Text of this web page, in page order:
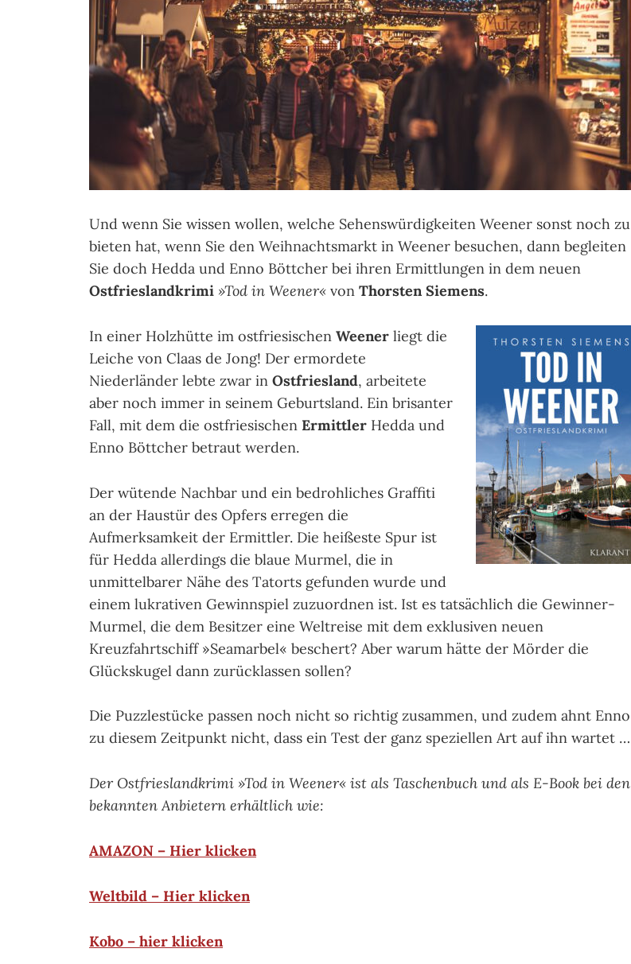
Und wenn Sie wissen wollen, welche Sehenswürdigkeiten Weener sonst noch zu
bieten hat, wenn Sie den Weihnachtsmarkt in Weener besuchen, dann begleiten
Sie doch Hedda und Enno Böttcher bei ihren Ermittlungen in dem neuen
Ostfrieslandkrimi »Tod in Weener« von Thorsten Siemens.
In einer Holzhütte im ostfriesischen Weener liegt die
Leiche von Claas de Jong! Der ermordete
Niederländer lebte zwar in Ostfriesland, arbeitete
aber noch immer in seinem Geburtsland. Ein brisanter
Fall, mit dem die ostfriesischen Ermittler Hedda und
Enno Böttcher betraut werden.
Der wütende Nachbar und ein bedrohliches Graffiti
an der Haustür des Opfers erregen die
Aufmerksamkeit der Ermittler. Die heißeste Spur ist
für Hedda allerdings die blaue Murmel, die in
unmittelbarer Nähe des Tatorts gefunden wurde und
einem lukrativen Gewinnspiel zuzuordnen ist. Ist es tatsächlich die Gewinner-
Murmel, die dem Besitzer eine Weltreise mit dem exklusiven neuen
Kreuzfahrtschiff »Seamarbel« beschert? Aber warum hätte der Mörder die
Glückskugel dann zurücklassen sollen?
Die Puzzlestücke passen noch nicht so richtig zusammen, und zudem ahnt Enno
zu diesem Zeitpunkt nicht, dass ein Test der ganz speziellen Art auf ihn wartet …
Der Ostfrieslandkrimi »Tod in Weener« ist als Taschenbuch und als E-Book bei den
bekannten Anbietern erhältlich wie:
AMAZON – Hier klicken
Weltbild – Hier klicken
Kobo – hier klicken